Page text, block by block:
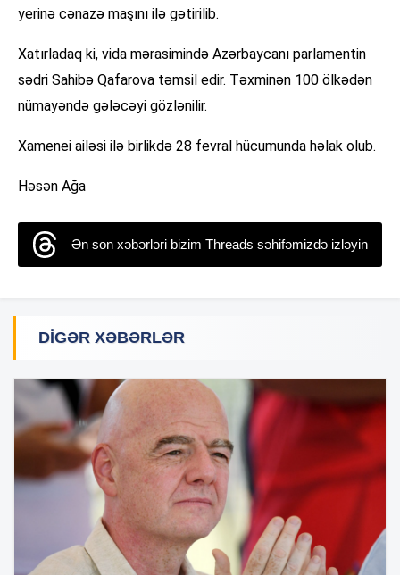
yerinə cənazə maşını ilə gətirilib.
Xatırladaq ki, vida mərasimində Azərbaycanı parlamentin
sədri Sahibə Qafarova təmsil edir. Təxminən 100 ölkədən
nümayəndə gələcəyi gözlənilir.
Xamenei ailəsi ilə birlikdə 28 fevral hücumunda həlak olub.
Həsən Ağa
Ən son xəbərləri bizim Threads səhifəmizdə izləyin
DIGƏR XƏBƏRLƏR